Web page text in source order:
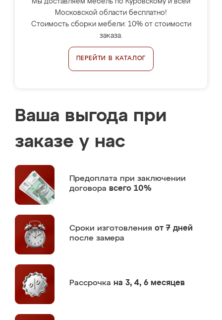
Мы доставляем мебель по Куровскому и всей
Московской области бесплатно!
Стоимость сборки мебели: 10% от стоимости
заказа.
ПЕРЕЙТИ В КАТАЛОГ
Ваша выгода при
заказе у нас
Предоплата при заключении
договора всего 10%
Сроки изготовления от 7 дней
после замера
Рассрочка на 3, 4, 6 месяцев